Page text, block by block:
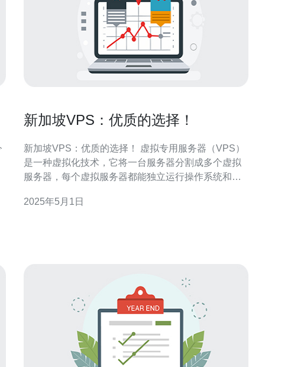
新加坡VPS：优质的选择！
新加坡VPS：优质的选择！ 虚拟专用服务器（VPS）
是一种虚拟化技术，它将一台服务器分割成多个虚拟
服务器，每个虚拟服务器都能独立运行操作系统和应
了可靠的网络连接、高性能的硬件和出色的客户支
2025年5月1日